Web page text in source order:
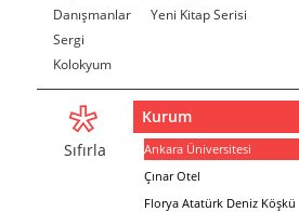
Danışmanlar
Sergi
Kolokyum
Yeni Kitap Serisi
Sıfırla
Kurum
Ankara Üniversitesi
Çınar Otel
Florya Atatürk Deniz Köşkü